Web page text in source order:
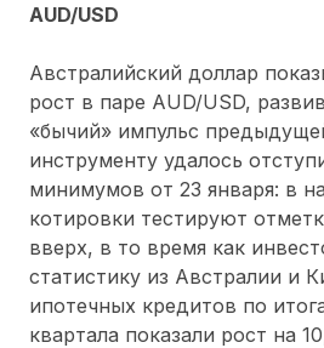
AUD/USD
Австралийский доллар
рост в паре AUD/USD,
«бычий» импульс
инструменту удалось
минимумов от 23 января: в
котировки тестируют
вверх, в то время как
статистику из Австралии и
ипотечных кредитов по
квартала показали рост на